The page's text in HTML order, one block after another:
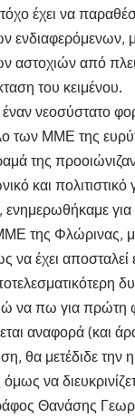
έχει να
ενδιαφερόμενων,
αστοχιών από
του κειμένου.
νεοσύστατο
ΜΜΕ της
της
και
για
της Φλώρινας,
να έχει
να πω για πρώτη
αναφορά (και
θα μετέδιδε
να
Θανάσης